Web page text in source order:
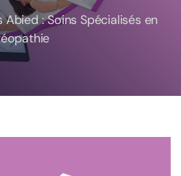
Abied : Soins Spécialisés en